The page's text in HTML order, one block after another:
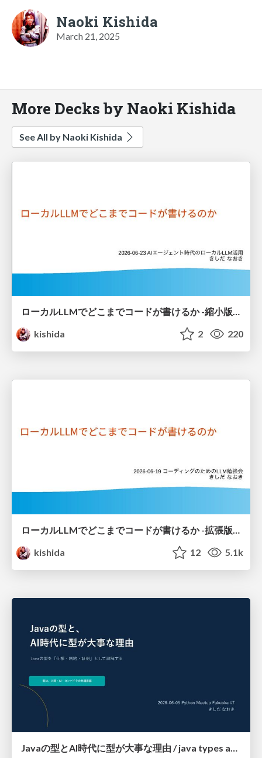
Naoki Kishida
March 21, 2025
More Decks by Naoki Kishida
See All by Naoki Kishida
ローカルLLMでどこまでコードが書けるか -縮小版 / How much code can be written on a local LLM Shortened
kishida
2 220
kishida
12 5.1k
Javaの型とAI時代に型が大事な理由 / java types and type in AI era